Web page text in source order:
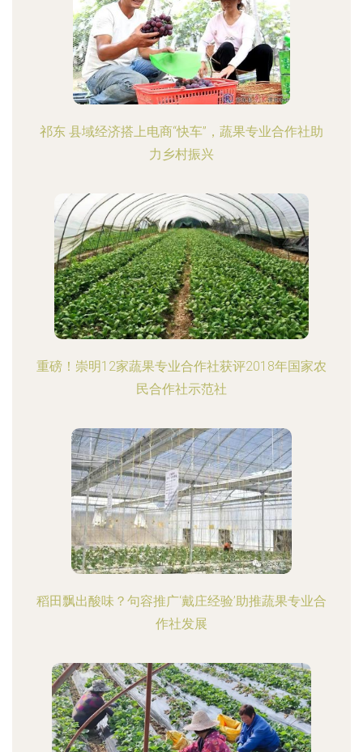
祁东 县域经济搭上电商“快车”，蔬果专业合作社助
力乡村振兴
重磅！崇明12家蔬果专业合作社获评2018年国家农
民合作社示范社
稻田飘出酸味？句容推广‘戴庄经验’助推蔬果专业合
作社发展